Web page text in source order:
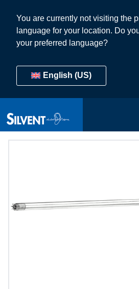
You are currently not visiting the
language for your location. Do
your preferred language?
English (US)